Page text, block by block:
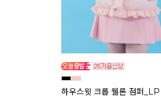
하우스윗 크롭 웰론 점퍼_LP